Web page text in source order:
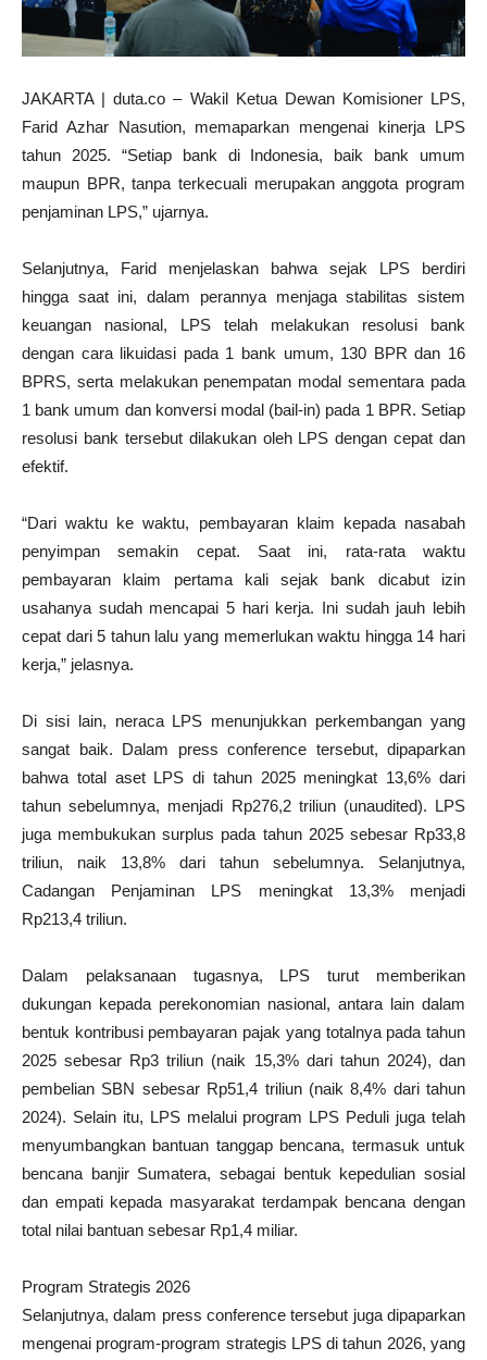
JAKARTA | duta.co – Wakil Ketua Dewan Komisioner LPS,
Farid Azhar Nasution, memaparkan mengenai kinerja LPS
tahun 2025. “Setiap bank di Indonesia, baik bank umum
maupun BPR, tanpa terkecuali merupakan anggota program
penjaminan LPS,” ujarnya.
Selanjutnya, Farid menjelaskan bahwa sejak LPS berdiri
hingga saat ini, dalam perannya menjaga stabilitas sistem
keuangan nasional, LPS telah melakukan resolusi bank
dengan cara likuidasi pada 1 bank umum, 130 BPR dan 16
BPRS, serta melakukan penempatan modal sementara pada
1 bank umum dan konversi modal (bail-in) pada 1 BPR. Setiap
resolusi bank tersebut dilakukan oleh LPS dengan cepat dan
efektif.
“Dari waktu ke waktu, pembayaran klaim kepada nasabah
penyimpan semakin cepat. Saat ini, rata-rata waktu
pembayaran klaim pertama kali sejak bank dicabut izin
usahanya sudah mencapai 5 hari kerja. Ini sudah jauh lebih
cepat dari 5 tahun lalu yang memerlukan waktu hingga 14 hari
kerja,” jelasnya.
Di sisi lain, neraca LPS menunjukkan perkembangan yang
sangat baik. Dalam press conference tersebut, dipaparkan
bahwa total aset LPS di tahun 2025 meningkat 13,6% dari
tahun sebelumnya, menjadi Rp276,2 triliun (unaudited). LPS
juga membukukan surplus pada tahun 2025 sebesar Rp33,8
triliun, naik 13,8% dari tahun sebelumnya. Selanjutnya,
Cadangan Penjaminan LPS meningkat 13,3% menjadi
Rp213,4 triliun.
Dalam pelaksanaan tugasnya, LPS turut memberikan
dukungan kepada perekonomian nasional, antara lain dalam
bentuk kontribusi pembayaran pajak yang totalnya pada tahun
2025 sebesar Rp3 triliun (naik 15,3% dari tahun 2024), dan
pembelian SBN sebesar Rp51,4 triliun (naik 8,4% dari tahun
2024). Selain itu, LPS melalui program LPS Peduli juga telah
menyumbangkan bantuan tanggap bencana, termasuk untuk
bencana banjir Sumatera, sebagai bentuk kepedulian sosial
dan empati kepada masyarakat terdampak bencana dengan
total nilai bantuan sebesar Rp1,4 miliar.
Program Strategis 2026
Selanjutnya, dalam press conference tersebut juga dipaparkan
mengenai program-program strategis LPS di tahun 2026, yang